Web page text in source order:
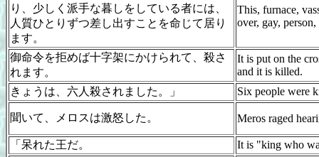
り、少しく派手な暮しをしている者には、
人質ひとりずつ差し出すことを命じて居り
ます。
This, furnace,
over, gay,
御命令を拒めば十字架にかけられて、殺さ
れます。
It is put on the
and it is killed.
きょうは、六人殺されました。」
Six people were
聞いて、メロスは激怒した。 Meros raged
「呆れた王だ。 It is "king who